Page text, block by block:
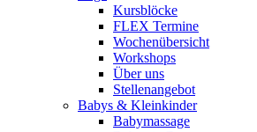
Kursblöcke
FLEX Termine
Wochenübersicht
Workshops
Über uns
Stellenangebot
Babys & Kleinkinder
Babymassage